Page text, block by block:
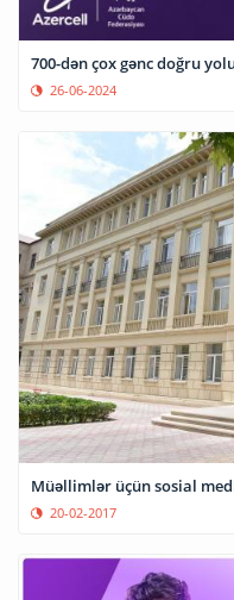
700-dən çox gənc doğru
26-06-2024
Müəllimlər üçün sosial
20-02-2017